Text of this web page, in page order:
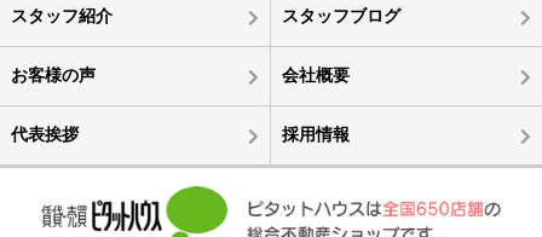
スタッフ紹介 スタッフブログ
お客様の声 会社概要
代表挨拶 採用情報